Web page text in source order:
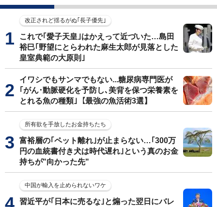
改正されど揺るがぬ｢長子優先｣
これで｢愛子天皇｣はかえって近づいた…島田
裕巳｢野望にとらわれた麻生太郎が見落とした
皇室典範の大原則｣
イワシでもサンマでもない...糖尿病専門医が
｢がん･動脈硬化を予防し､美背を保つ栄養素を
とれる魚の種類｣【最強の魚活術3選】
所有欲を手放したお金持ちたち
富裕層の｢ペット離れ｣が止まらない…｢300万
円の血統書付き犬は時代遅れ｣という真のお金
持ちが"向かった先"
中国が輸入を止められないワケ
習近平が｢日本に売るな｣と煽った翌日にバレ